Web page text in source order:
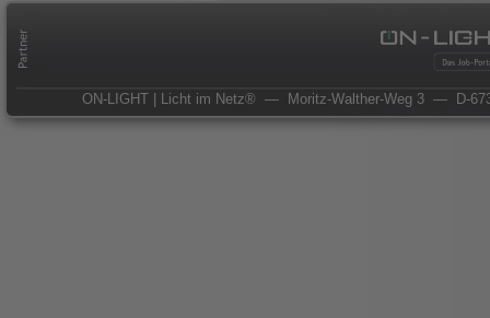
ON-LIGHT | Licht im Netz® — Moritz-Walther-Weg 3 — D-